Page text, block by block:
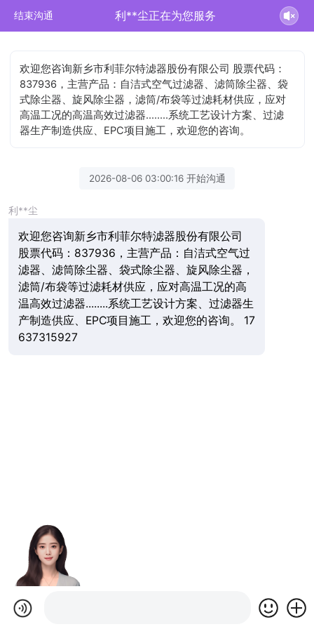
结束沟通 利**尘正在为您服务
欢迎您咨询新乡市利菲尔特滤器股份有限公司 股票代码：
837936，主营产品：自洁式空气过滤器、滤筒除尘器、袋
式除尘器、旋风除尘器，滤筒/布袋等过滤耗材供应，应对
高温工况的高温高效过滤器........系统工艺设计方案、过滤
器生产制造供应、EPC项目施工，欢迎您的咨询。
2026-08-06 03:00:16 开始沟通
利**尘
欢迎您咨询新乡市利菲尔特滤器股份有限公司
股票代码：837936，主营产品：自洁式空气过
滤器、滤筒除尘器、袋式除尘器、旋风除尘器，
滤筒/布袋等过滤耗材供应，应对高温工况的高
温高效过滤器........系统工艺设计方案、过滤器生
产制造供应、EPC项目施工，欢迎您的咨询。 17
637315927